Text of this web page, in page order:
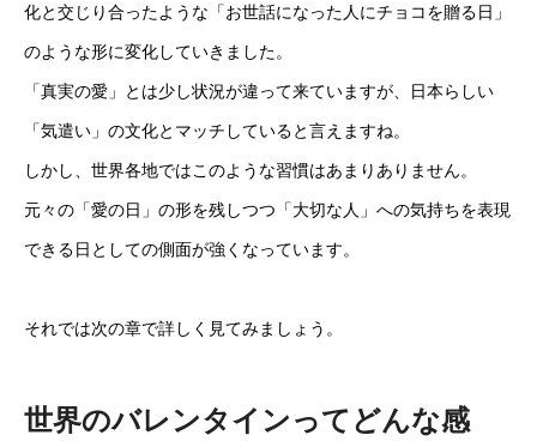
化と交じり合ったような「お世話になった人にチョコを贈る日」
のような形に変化していきました。
「真実の愛」とは少し状況が違って来ていますが、日本らしい
「気遣い」の文化とマッチしていると言えますね。
しかし、世界各地ではこのような習慣はあまりありません。
元々の「愛の日」の形を残しつつ「大切な人」への気持ちを表現
できる日としての側面が強くなっています。
それでは次の章で詳しく見てみましょう。
世界のバレンタインってどんな感